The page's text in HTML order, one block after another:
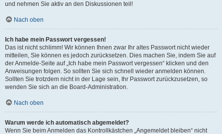
und nehmen Sie aktiv an den Diskussionen teil!
Nach oben
Ich habe mein Passwort vergessen!
Das ist nicht schlimm! Wir können Ihnen zwar Ihr altes Passwort nicht wieder
mitteilen, Sie können es jedoch zurücksetzen. Dies machen Sie, indem Sie auf
der Anmelde-Seite auf „Ich habe mein Passwort vergessen“ klicken und den
Anweisungen folgen. So sollten Sie sich schnell wieder anmelden können.
Sollten Sie trotzdem nicht in der Lage sein, Ihr Passwort zurückzusetzen, so
wenden Sie sich an die Board-Administration.
Nach oben
Warum werde ich automatisch abgemeldet?
Wenn Sie beim Anmelden das Kontrollkästchen „Angemeldet bleiben“ nicht